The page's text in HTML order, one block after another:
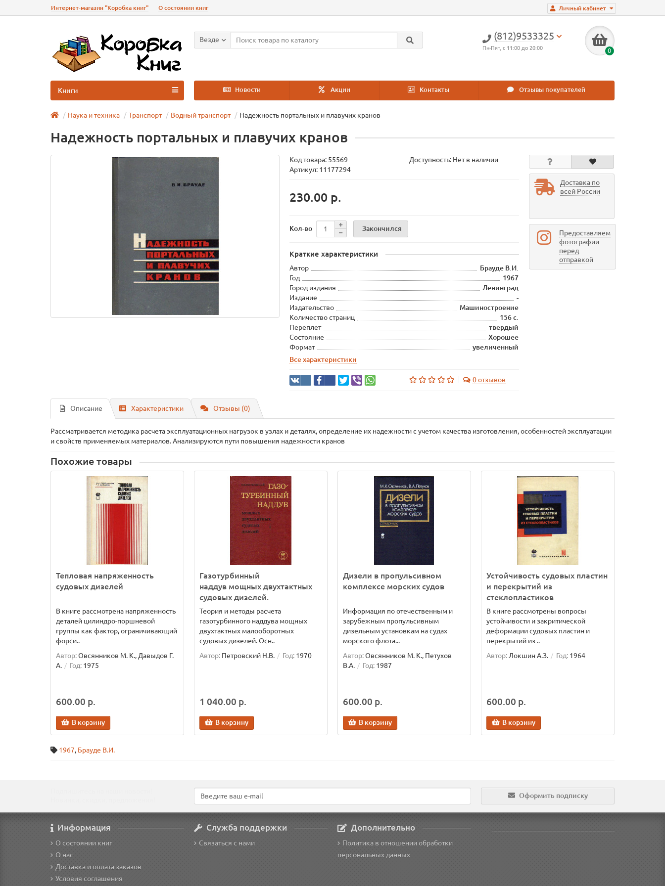
Личный кабинет
Интернет-магазин "Коробка книг" О состоянии книг
(812)9533325
Пн-Пят, с 11:00 до 20:00 0
Везде
Новости Акции Контакты Отзывы покупателей
Книги
Наука и техника Транспорт Водный транспорт Надежность портальных и плавучих кранов
Надежность портальных и плавучих кранов
Код товара: 55569
Доступность: Нет в наличии
Артикул: 11177294
230.00 р.
Кол-во Закончился
Краткие характеристики
Автор
Брауде В.И.
Год
1967
Город издания
Ленинград
Издание
-
Издательство
Машиностроение
Количество страниц
156 с.
Переплет
твердый
Состояние
Хорошее
Формат
увеличенный
Все характеристики
0 отзывов
Доставка по
всей России
Предоставляем
фотографии
перед
отправкой
Описание Характеристики Отзывы (0)
Рассматривается методика расчета эксплуатационных нагрузок в узлах и деталях, определение их надежности с учетом качества изготовления, особенностей эксплуатации
и свойств применяемых материалов. Анализируются пути повышения надежности кранов
Похожие товары
Тепловая напряженность
судовых дизелей
В книге рассмотрена напряженность
деталей цилиндро-поршневой
группы как фактор, ограничивающий
форси..
Автор:Овсянников М. К., Давыдов Г.
А.
Год: 1975
600.00 р.
В корзину
Газотурбинный
наддув мощных двухтактных
судовых дизелей.
Теория и методы расчета
газотурбинного наддува мощных
двухтактных малооборотных
судовых дизелей. Осн..
Автор: Петровский Н.В. Год: 1970
1 040.00 р.
В корзину
Дизели в пропульсивном
комплексе морских судов
Информация по отечественным и
зарубежным пропульсивным
дизельным установкам на судах
морского флота...
Автор:Овсянников М. К., Петухов
В.А.
Год: 1987
600.00 р.
В корзину
Устойчивость судовых пластин
и перекрытий из
стеклопластиков
В книге рассмотрены вопросы
устойчивости и закритической
деформации судовых пластин и
перекрытий из ..
Автор: Локшин А.З. Год: 1964
600.00 р.
В корзину
1967, Брауде В.И.
Оформить подписку
Информация
О состоянии книг
О нас
Доставка и оплата заказов
Условия соглашения
Служба поддержки
Связаться с нами
Дополнительно
Политика в отношении обработки
персональных данных